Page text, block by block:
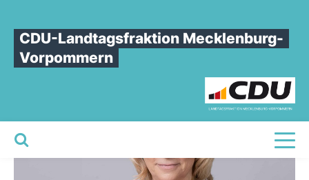
CDU-Landtagsfraktion Mecklenburg-
Vorpommern
Sie sind hier
ChristianeBerg